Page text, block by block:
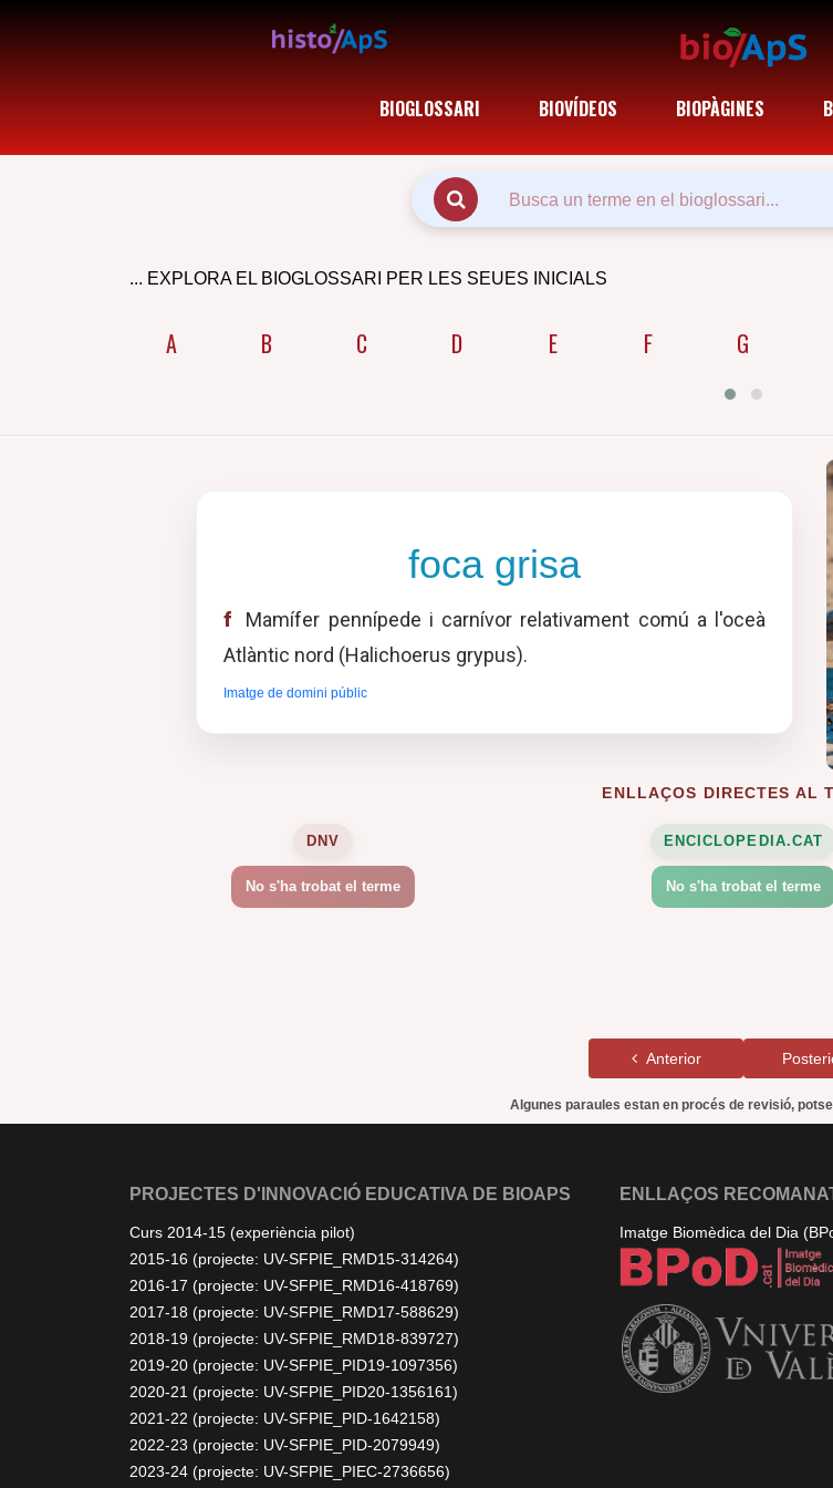
BIOGLOSSARI BIOVÍDEOS BIOPÀGINES
... EXPLORA EL BIOGLOSSARI PER LES SEUES INICIALS
A B C D E F G
foca grisa
f
Mamífer pennípede i carnívor relativament comú a l'oceà
Atlàntic nord (Halichoerus grypus).
Imatge de domini públic
ENLLAÇOS DIRECTES AL
DNV
No s'ha trobat el terme
ENCICLOPEDIA.CAT
No s'ha trobat el terme
Anterior
Algunes paraules estan en procés de revisió,
PROJECTES D'INNOVACIÓ EDUCATIVA DE BIOAPS
Curs 2014-15 (experiència pilot)
2015-16 (projecte: UV-SFPIE_RMD15-314264)
2016-17 (projecte: UV-SFPIE_RMD16-418769)
2017-18 (projecte: UV-SFPIE_RMD17-588629)
2018-19 (projecte: UV-SFPIE_RMD18-839727)
2019-20 (projecte: UV-SFPIE_PID19-1097356)
2020-21 (projecte: UV-SFPIE_PID20-1356161)
2021-22 (projecte: UV-SFPIE_PID-1642158)
2022-23 (projecte: UV-SFPIE_PID-2079949)
2023-24 (projecte: UV-SFPIE_PIEC-2736656)
ENLLAÇOS
Imatge Biomèdica del Dia